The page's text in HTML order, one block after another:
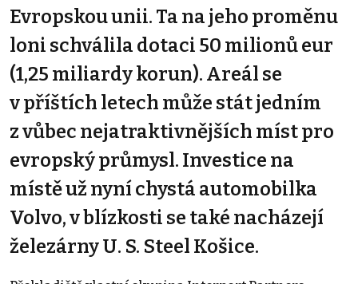
Evropskou unii. Ta na jeho proměnu
loni schválila dotaci 50 milionů eur
(1,25 miliardy korun). Areál se
v příštích letech může stát jedním
z vůbec nejatraktivnějších míst pro
evropský průmysl. Investice na
místě už nyní chystá automobilka
Volvo, v blízkosti se také nacházejí
železárny U. S. Steel Košice.